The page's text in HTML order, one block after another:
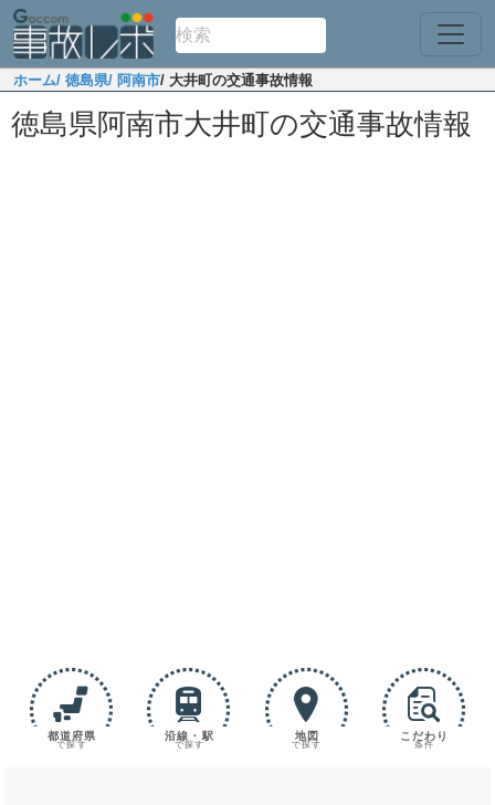
ホーム/ 徳島県/ 阿南市/ 大井町の交通事故情報
徳島県阿南市大井町の交通事故情報
都道府県
で探す
沿線・駅
で探す
地図
で探す
こだわり
条件